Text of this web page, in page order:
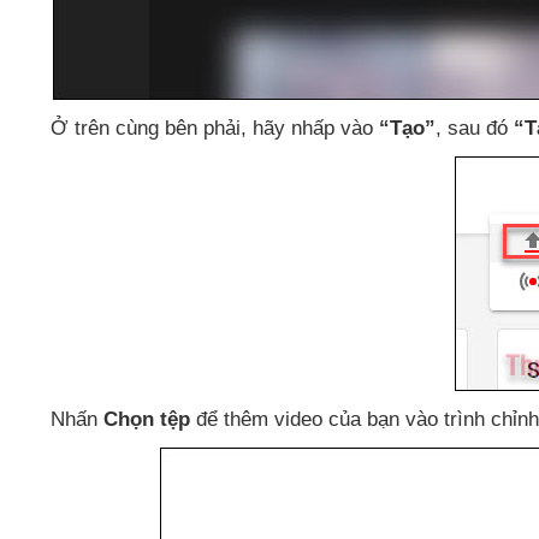
Ở trên cùng bên phải, hãy nhấp vào “Tạo”, sau đó
Nhấn Chọn tệp để thêm video của bạn vào trình